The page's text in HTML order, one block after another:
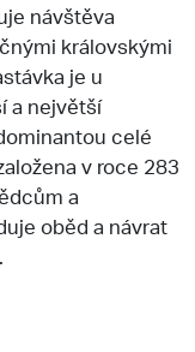
návštěva
královskými
je u
a největší
celé
v roce 283
a
oběd a návrat